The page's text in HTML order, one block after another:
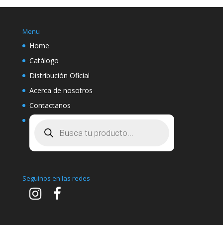
Menu
Home
Catálogo
Distribución Oficial
Acerca de nosotros
Contactanos
Seguinos en las redes